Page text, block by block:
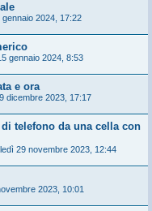
2024, 17:22
gennaio 2024, 8:53
e ora
dicembre 2023, 17:17
telefono da una cella con
29 novembre 2023, 12:44
2023, 10:01